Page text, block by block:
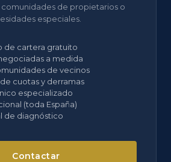
de propietarios o
especiales.
de cartera gratuito
a medida
de vecinos
cuotas y derramas
especializado
(toda España)
de diagnóstico
Contactar